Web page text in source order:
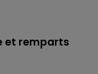
et remparts